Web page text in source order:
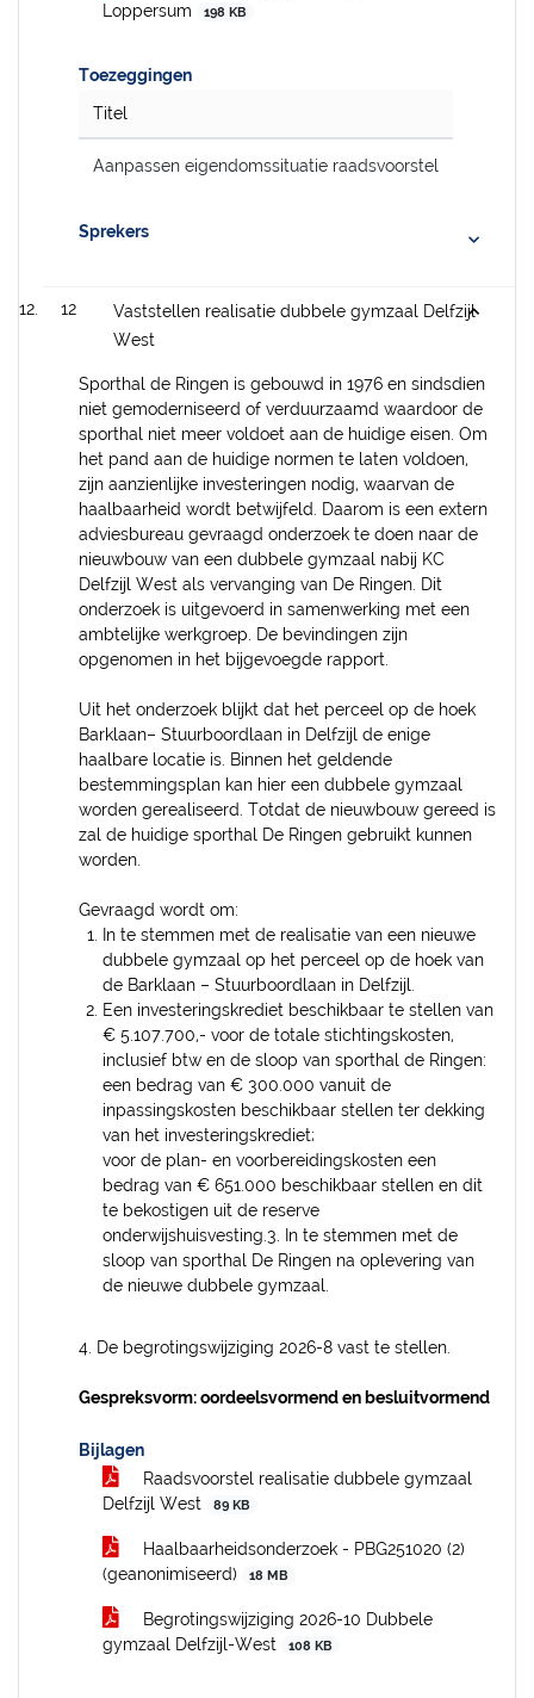
Loppersum
198 KB
Toezeggingen
Titel
Aanpassen eigendomssituatie raadsvoorstel
Sprekers
12
Vaststellen realisatie dubbele gymzaal Delfzijl
West
Sporthal de Ringen is gebouwd in 1976 en sindsdien
niet gemoderniseerd of verduurzaamd waardoor de
sporthal niet meer voldoet aan de huidige eisen. Om
het pand aan de huidige normen te laten voldoen,
zijn aanzienlijke investeringen nodig, waarvan de
haalbaarheid wordt betwijfeld. Daarom is een extern
adviesbureau gevraagd onderzoek te doen naar de
nieuwbouw van een dubbele gymzaal nabij KC
Delfzijl West als vervanging van De Ringen. Dit
onderzoek is uitgevoerd in samenwerking met een
ambtelijke werkgroep. De bevindingen zijn
opgenomen in het bijgevoegde rapport.
Uit het onderzoek blijkt dat het perceel op de hoek
Barklaan– Stuurboordlaan in Delfzijl de enige
haalbare locatie is. Binnen het geldende
bestemmingsplan kan hier een dubbele gymzaal
worden gerealiseerd. Totdat de nieuwbouw gereed is
zal de huidige sporthal De Ringen gebruikt kunnen
worden.
Gevraagd wordt om:
In te stemmen met de realisatie van een nieuwe
dubbele gymzaal op het perceel op de hoek van
de Barklaan – Stuurboordlaan in Delfzijl.
Een investeringskrediet beschikbaar te stellen van
€ 5.107.700,- voor de totale stichtingskosten,
inclusief btw en de sloop van sporthal de Ringen:
een bedrag van € 300.000 vanuit de
inpassingskosten beschikbaar stellen ter dekking
van het investeringskrediet;
voor de plan- en voorbereidingskosten een
bedrag van € 651.000 beschikbaar stellen en dit
te bekostigen uit de reserve
onderwijshuisvesting.3. In te stemmen met de
sloop van sporthal De Ringen na oplevering van
de nieuwe dubbele gymzaal.
4. De begrotingswijziging 2026-8 vast te stellen.
Gespreksvorm: oordeelsvormend en besluitvormend
Bijlagen
Raadsvoorstel realisatie dubbele gymzaal
Delfzijl West
89 KB
Haalbaarheidsonderzoek - PBG251020 (2)
(geanonimiseerd)
18 MB
Begrotingswijziging 2026-10 Dubbele
gymzaal Delfzijl-West
108 KB